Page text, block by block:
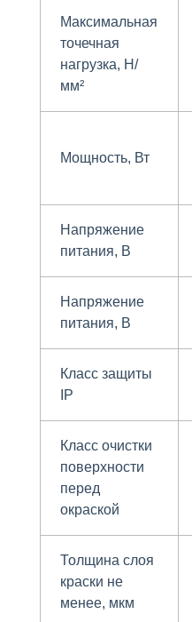
Максимальная
точечная
нагрузка, Н/
мм²
Мощность, Вт
Напряжение
питания, В
Напряжение
питания, В
Класс защиты
IP
Класс очистки
поверхности
перед
окраской
Толщина слоя
краски не
менее, мкм